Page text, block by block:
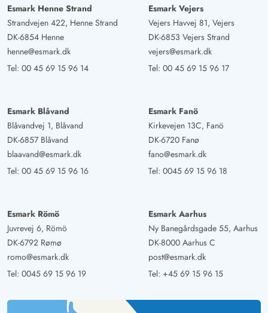
Esmark Henne Strand
Strandvejen 422, Henne Strand
DK-6854 Henne
henne@esmark.dk
Tel: 00 45 69 15 96 14
Esmark Vejers
Vejers Havvej 81, Vejers
DK-6853 Vejers Strand
vejers@esmark.dk
Tel: 00 45 69 15 96 17
Esmark Blåvand
Blåvandvej 1, Blåvand
DK-6857 Blåvand
blaavand@esmark.dk
Tel: 00 45 69 15 96 16
Esmark Fanö
Kirkevejen 13C, Fanö
DK-6720 Fanø
fano@esmark.dk
Tel: 0045 69 15 96 18
Esmark Römö
Juvrevej 6, Römö
DK-6792 Rømø
romo@esmark.dk
Tel: 0045 69 15 96 19
Esmark Aarhus
Ny Banegårdsgade 55, Aarhus
DK-8000 Aarhus C
post@esmark.dk
Tel: +45 69 15 96 15